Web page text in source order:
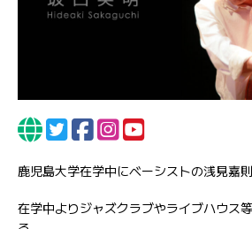
鹿児島大学在学中にベーシストの浅見嘉則
在学中よりジャズクラブやライブハウス